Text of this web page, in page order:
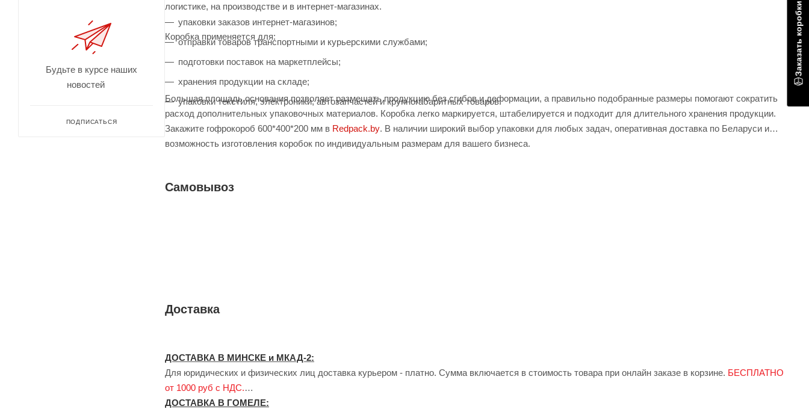
логистике, на производстве и в интернет-магазинах.
Коробка применяется для:
упаковки заказов интернет-магазинов;
отправки товаров транспортными и курьерскими службами;
подготовки поставок на маркетплейсы;
хранения продукции на складе;
упаковки текстиля, электроники, автозапчастей и крупногабаритных товаров.
Большая площадь основания позволяет размещать продукцию без сгибов и деформации, а правильно подобранные размеры помогают сократить
расход дополнительных упаковочных материалов. Коробка легко маркируется, штабелируется и подходит для длительного хранения продукции.
Закажите гофрокороб 600*400*200 мм в Redpack.by. В наличии широкий выбор упаковки для любых задач, оперативная доставка по Беларуси и
возможность изготовления коробок по индивидуальным размерам для вашего бизнеса.
Самовывоз
Доставка
ДОСТАВКА В МИНСКЕ и МКАД-2:
Для юридических и физических лиц доставка курьером - платно. Сумма включается в стоимость товара при онлайн заказе в корзине. БЕСПЛАТНО
от 1000 руб с НДС.
ДОСТАВКА В ГОМЕЛЕ:
Будьте в курсе наших
новостей
ПОДПИСАТЬСЯ
Заказать коробки